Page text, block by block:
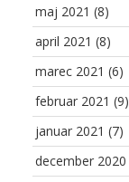
maj 2021 (8)
april 2021 (8)
marec 2021 (6)
februar 2021 (9)
januar 2021 (7)
december 2020